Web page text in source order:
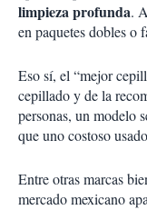
limpieza profunda.
en paquetes dobles o
Eso sí, el “mejor
cepillado y de la
personas, un modelo
que uno costoso
Entre otras marcas
mercado mexicano